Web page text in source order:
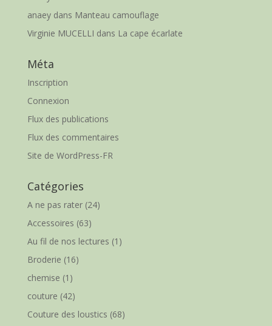
anaeydans Manteau camouflage
Virginie MUCELLI dans La cape écarlate
Méta
Inscription
Connexion
Flux des publications
Flux des commentaires
Site de WordPress-FR
Catégories
A ne pas rater(24)
Accessoires (63)
Au fil de nos lectures (1)
Broderie (16)
chemise (1)
couture (42)
Couture des loustics (68)